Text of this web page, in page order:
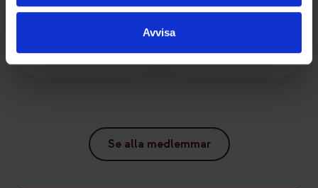
Avvisa
Se alla medlemmar